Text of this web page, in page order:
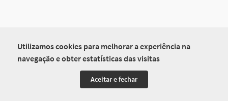
Utilizamos cookies para melhorar a experiência na
navegação e obter estatísticas das visitas
Aceitar e fechar